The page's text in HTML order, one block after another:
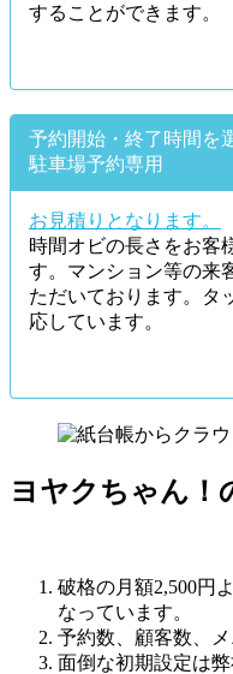
することができます。
予約開始・終了時間を
駐車場予約専用
お見積りとなります。
時間オビの長さをお客
す。マンション等の来
ただいております。タ
応しています。
ヨヤクちゃん！
破格の月額2,500円
なっています。
予約数、顧客数、
面倒な初期設定は